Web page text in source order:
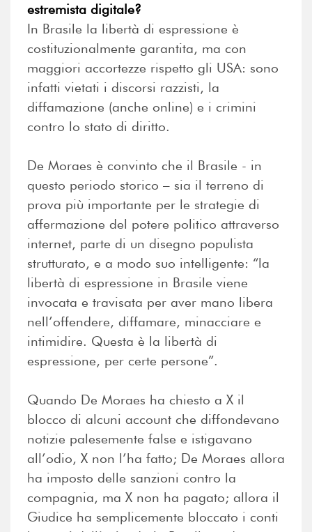
estremista digitale?
In Brasile la libertà di espressione è
costituzionalmente garantita, ma con
maggiori accortezze rispetto gli USA: sono
infatti vietati i discorsi razzisti, la
diffamazione (anche online) e i crimini
contro lo stato di diritto.
De Moraes è convinto che il Brasile - in
questo periodo storico – sia il terreno di
prova più importante per le strategie di
affermazione del potere politico attraverso
internet, parte di un disegno populista
strutturato, e a modo suo intelligente: “la
libertà di espressione in Brasile viene
invocata e travisata per aver mano libera
nell’offendere, diffamare, minacciare e
intimidire. Questa è la libertà di
espressione, per certe persone”.
Quando De Moraes ha chiesto a X il
blocco di alcuni account che diffondevano
notizie palesemente false e istigavano
all’odio, X non l’ha fatto; De Moraes allora
ha imposto delle sanzioni contro la
compagnia, ma X non ha pagato; allora il
Giudice ha semplicemente bloccato i conti